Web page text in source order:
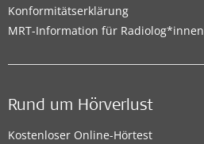
Konformitätserklärung
MRT-Information für Radiolog*innen
Rund um Hörverlust
Kostenloser Online-Hörtest